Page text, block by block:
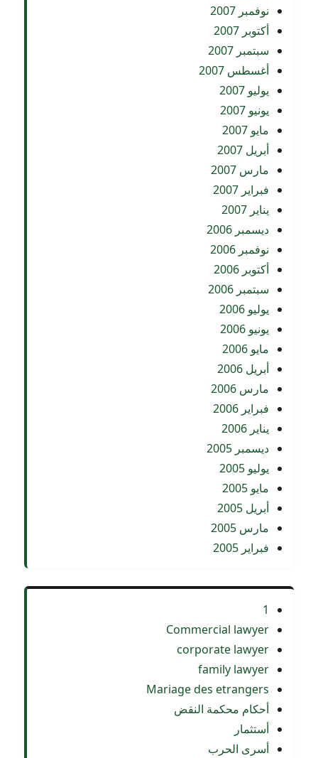
نوفمبر 2007
أكتوبر 2007
سبتمبر 2007
أغسطس 2007
يوليو 2007
يونيو 2007
مايو 2007
أبريل 2007
مارس 2007
فبراير 2007
يناير 2007
ديسمبر 2006
نوفمبر 2006
أكتوبر 2006
سبتمبر 2006
يوليو 2006
يونيو 2006
مايو 2006
أبريل 2006
مارس 2006
فبراير 2006
يناير 2006
ديسمبر 2005
يوليو 2005
مايو 2005
أبريل 2005
مارس 2005
فبراير 2005
1
Commercial lawyer
corporate lawyer
family lawyer
Mariage des etrangers
أحكام محكمة النقض
أستثمار
أسرى الحرب